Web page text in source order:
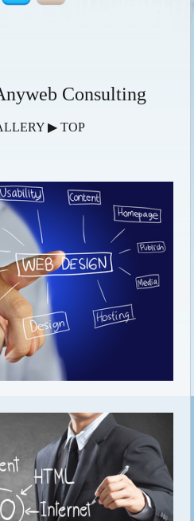
Consulting
▶ TOP